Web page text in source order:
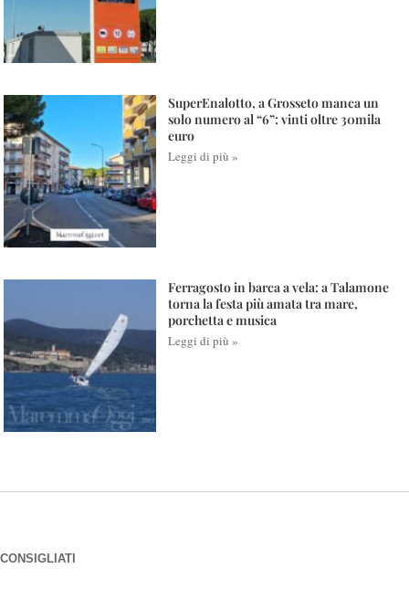
SuperEnalotto, a Grosseto manca un
solo numero al “6”: vinti oltre 30mila
euro
Leggi di più »
Ferragosto in barca a vela: a Talamone
torna la festa più amata tra mare,
porchetta e musica
Leggi di più »
CONSIGLIATI